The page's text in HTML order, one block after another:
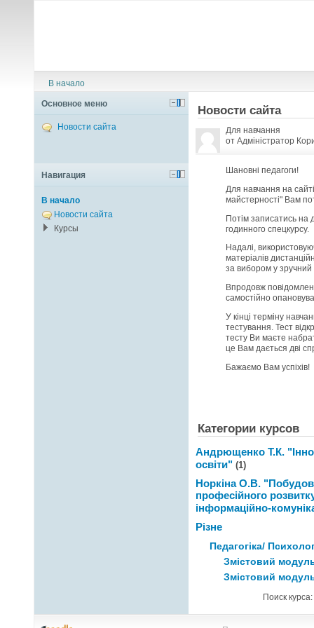
В начало
Новости сайта
Для навчання
от Адміністратор
Шановні педагоги!
Для навчання на
майстерності" Вам
Потім записатись на
годинного спецкурсу.
Надалі,
матеріалів
за вибором у
Впродовж
самостійно
У кінці терміну
тестування. Тест
тесту Ви маєте
це Вам дається дві
Бажаємо Вам успіхів!
Категории курсов
Андрющенко Т.К.
освіти" (1)
Норкіна О.В.
професійного
інформаційно-
Різне
Педагогіка/
Змістовий
Змістовий
Поиск курса:
Основное меню
Новости сайта
Навигация
В начало
Новости сайта
Курсы